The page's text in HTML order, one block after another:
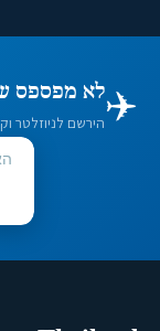
✈️לא מפספס
הירשם לניוזלטר